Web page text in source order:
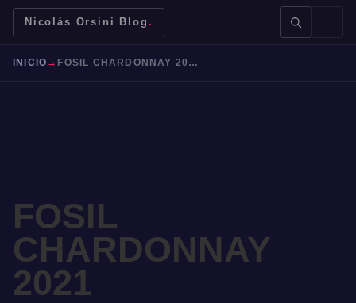
Nicolás Orsini Blog .
Mendoza Malbec Bodegas
INICIO → FOSIL CHARDONNAY 2021
FOSIL
CHARDONNAY
2021